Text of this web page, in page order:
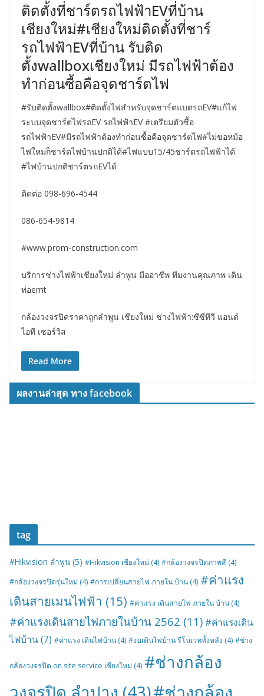
ติดตั้งที่ชาร์ตรถไฟฟ้าEVที่บ้าน
เชียงใหม่#เชียงใหม่ติดตั้งที่ชาร์
รถไฟฟ้าEVที่บ้าน รับติด
ตั้งwallboxเชียงใหม่ มีรถไฟฟ้าต้อง
ทำก่อนซื้อคือจุดชาร์ตไฟ
#รับติดตั้งwallbox#ติดตั้งไฟสำหรับจุดชาร์ตแบตรถEV#แก้ไฟ
ระบบจุดชาร์ตไฟรถEV รถไฟฟ้าEV #เตรียมตัวซื้อ
รถไฟฟ้าEV#มีรถไฟฟ้าต้องทำก่อนซื้อคือจุดชาร์ตไฟ#ไม่ขอหม้อ
ไฟใหม่ก็ชาร์ตไฟบ้านปกติได้#ไฟแบบ15/45ชาร์ตรถไฟฟ้าได้
#ไฟบ้านปกติชาร์ตรถEVได้
ติดต่อ 098-696-4544
086-654-9814
#www.prom-construction.com
บริการช่างไฟฟ้าเชียงใหม่ ลำพูน มืออาชีพ ทีมงานคุณภาพ เดิน
ท่อemt
กล้องวงจรปิดราคาถูกลำพูน เชียงใหม่ ช่างไฟฟ้า:ซีซีทีวี แอนด์
ไอที เซอร์วิส
Read More
ผลงานล่าสุด ทาง facebook
tag
#Hikvision ลำพูน (5) #Hikvision เชียงใหม่ (4) #กล้องวงจรปิดภาพสี (4)
#กล้องวงจรปิดรุ่นใหม่ (4) #การเปลี่ยนสายไฟ ภายใน บ้าน (4) #ค่าแรง
เดินสายเมนไฟฟ้า (15) #ค่าแรง เดินสายไฟ ภายใน บ้าน (4)
#ค่าแรงเดินสายไฟภายในบ้าน 2562 (11) #ค่าแรงเดิน
ไฟบ้าน(7) #ค่าแรง เดินไฟบ้าน (4) #งบเดินไฟบ้าน รีโนเวททั้งหลัง (4) #ช่าง
กล้องวงจรปิด on site service เชียงใหม่ (4) #ช่างกล้อง